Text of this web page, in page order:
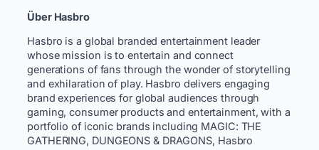
Über Hasbro
Hasbro is a global branded entertainment leader
whose mission is to entertain and connect
generations of fans through the wonder of storytelling
and exhilaration of play. Hasbro delivers engaging
brand experiences for global audiences through
gaming, consumer products and entertainment, with a
portfolio of iconic brands including MAGIC: THE
GATHERING, DUNGEONS & DRAGONS, Hasbro